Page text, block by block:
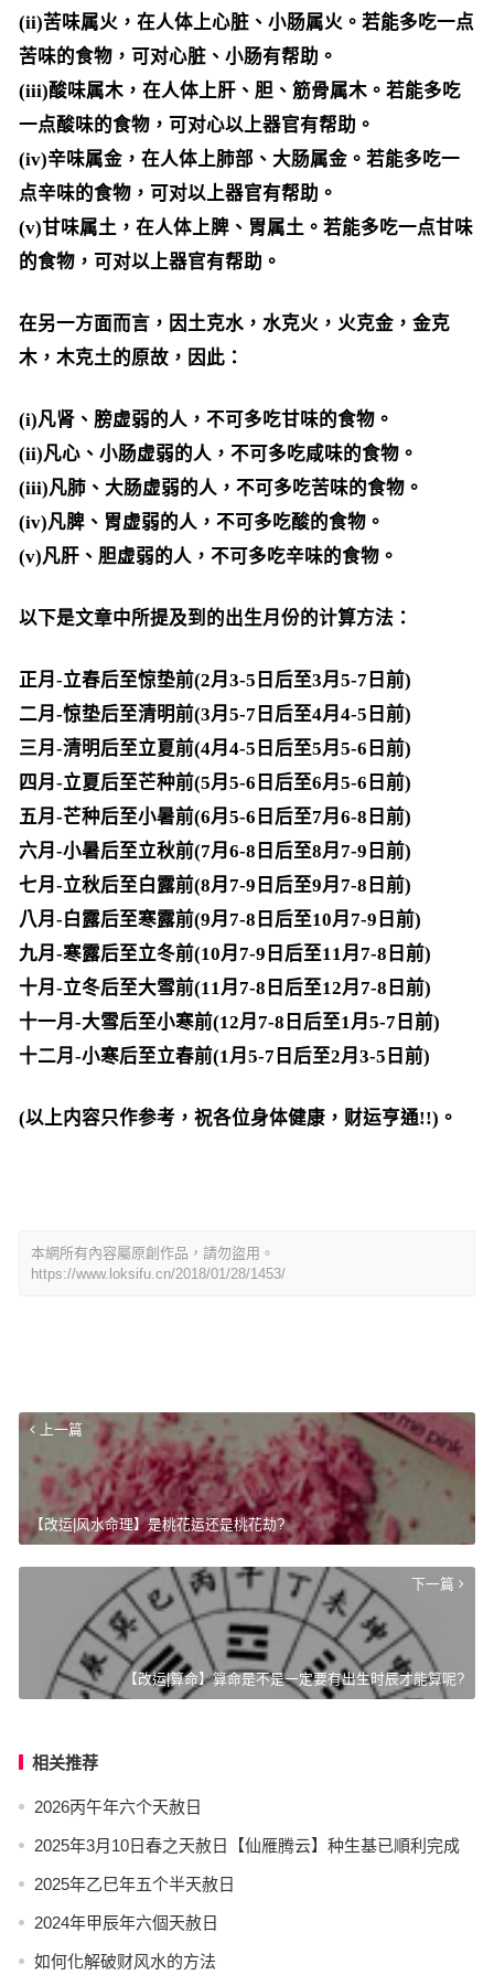
(ii)苦味属火，在人体上心脏、小肠属火。若能多吃一点
苦味的食物，可对心脏、小肠有帮助。
(iii)酸味属木，在人体上肝、胆、筋骨属木。若能多吃
一点酸味的食物，可对心以上器官有帮助。
(iv)辛味属金，在人体上肺部、大肠属金。若能多吃一
点辛味的食物，可对以上器官有帮助。
(v)甘味属土，在人体上脾、胃属土。若能多吃一点甘味
的食物，可对以上器官有帮助。
在另一方面而言，因土克水，水克火，火克金，金克
木，木克土的原故，因此：
(i)凡肾、膀虚弱的人，不可多吃甘味的食物。
(ii)凡心、小肠虚弱的人，不可多吃咸味的食物。
(iii)凡肺、大肠虚弱的人，不可多吃苦味的食物。
(iv)凡脾、胃虚弱的人，不可多吃酸的食物。
(v)凡肝、胆虚弱的人，不可多吃辛味的食物。
以下是文章中所提及到的出生月份的计算方法：
正月-立春后至惊垫前(2月3-5日后至3月5-7日前)
二月-惊垫后至清明前(3月5-7日后至4月4-5日前)
三月-清明后至立夏前(4月4-5日后至5月5-6日前)
四月-立夏后至芒种前(5月5-6日后至6月5-6日前)
五月-芒种后至小暑前(6月5-6日后至7月6-8日前)
六月-小暑后至立秋前(7月6-8日后至8月7-9日前)
七月-立秋后至白露前(8月7-9日后至9月7-8日前)
八月-白露后至寒露前(9月7-8日后至10月7-9日前)
九月-寒露后至立冬前(10月7-9日后至11月7-8日前)
十月-立冬后至大雪前(11月7-8日后至12月7-8日前)
十一月-大雪后至小寒前(12月7-8日后至1月5-7日前)
十二月-小寒后至立春前(1月5-7日后至2月3-5日前)
(以上内容只作参考，祝各位身体健康，财运亨通!!)。
本網所有內容屬原創作品，請勿盜用。
https://www.loksifu.cn/2018/01/28/1453/
上一篇
【改运|风水命理】是桃花运还是桃花劫?
下一篇
【改运|算命】算命是不是一定要有出生时辰才能算呢?
相关推荐
2026丙午年六个天赦日
2025年3月10日春之天赦日【仙雁腾云】种生基已順利完成
2025年乙巳年五个半天赦日
2024年甲辰年六個天赦日
如何化解破财风水的方法